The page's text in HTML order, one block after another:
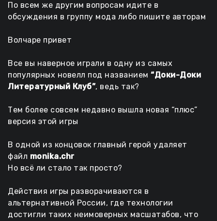
По всем же другим вопросам идите в
обсуждения в группу мода либо пишите авторам
Волчаре привет
Все вы наверное играли в одну из самых
популярных новелл под названием “Доки-Доки
Литературный Клуб”, ведь так?
Тем более совсем недавно вышла новая “плюс”
версия этой игры
В одной из концовок главный герой удаляет
файл monika.chr
Но всё ли стало так просто?
Действия игры разворачиваются в
альтернативной России, где технологии
достигли таких неимоверных масшатабов, что